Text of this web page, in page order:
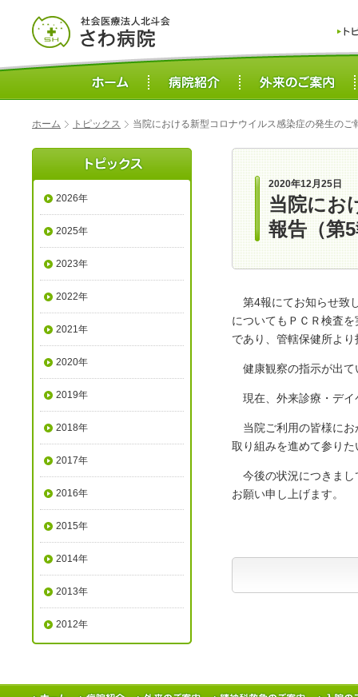
ホーム トピックス 当院における新型コロナウイルス感染症の発生のご
2020年12月25日
当院にお
報告（第
第4報にてお知らせ致
についてもＰＣＲ検査
であり、管轄保健所よ
健康観察の指示が出て
現在、外来診療・デイ
当院ご利用の皆様にお
取り組みを進めて参り
今後の状況につきまし
お願い申し上げます。
2026年
2025年
2023年
2022年
2021年
2020年
2019年
2018年
2017年
2016年
2015年
2014年
2013年
2012年